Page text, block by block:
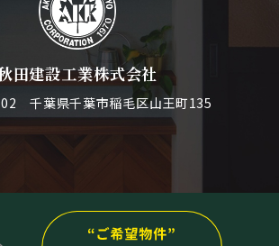
田建設工業株式会社
千葉県千葉市稲毛区山王町135